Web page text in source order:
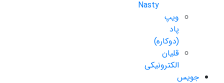
Nasty
ویپ
پاد
(دوکاره)
قلیان
الکترونیکی
جویس